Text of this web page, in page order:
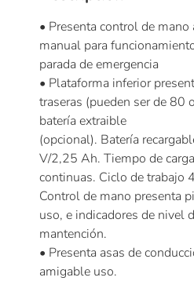
• Presenta control de
manual para
parada de emergencia
• Plataforma inferior
traseras (pueden ser de 80
batería extraible
(opcional). Batería
V/2,25 Ah. Tiempo de
continuas. Ciclo de trabajo
Control de mano presenta
uso, e indicadores de nivel
mantención.
• Presenta asas de
amigable uso.